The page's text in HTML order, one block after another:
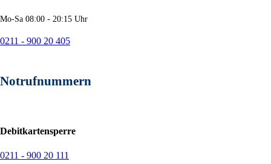
Mo-Sa 08:00 - 20:15 Uhr
0211 - 900 20 405
Notrufnummern
Debitkartensperre
0211 - 900 20 111